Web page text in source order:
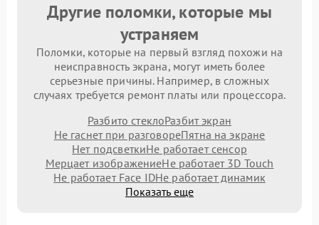
Другие поломки, которые мы
устраняем
Поломки, которые на первый взгляд похожи на
неисправность экрана, могут иметь более
серьезные причины. Например, в сложных
случаях требуется ремонт платы или процессора.
Разбито стеклоРазбит экран
Не гаснет при разговореПятна на экране
Нет подсветкиНе работает сенсор
Мерцает изображениеНе работает 3D Touch
Не работает Face IDНе работает динамик
Показать еще